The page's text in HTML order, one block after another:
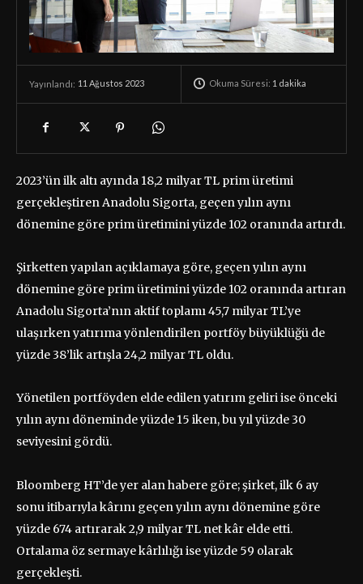
Yayınlandı: 11 Ağustos 2023 Okuma Süresi: 1 dakika
2023’ün ilk altı ayında 18,2 milyar TL prim üretimi
gerçekleştiren Anadolu Sigorta, geçen yılın aynı
dönemine göre prim üretimini yüzde 102 oranında artırdı.
Şirketten yapılan açıklamaya göre, geçen yılın aynı
dönemine göre prim üretimini yüzde 102 oranında artıran
Anadolu Sigorta’nın aktif toplamı 45,7 milyar TL’ye
ulaşırken yatırıma yönlendirilen portföy büyüklüğü de
yüzde 38’lik artışla 24,2 milyar TL oldu.
Yönetilen portföyden elde edilen yatırım geliri ise önceki
yılın aynı döneminde yüzde 15 iken, bu yıl yüzde 30
seviyesini gördü.
Bloomberg HT’de yer alan habere göre; şirket, ilk 6 ay
sonu itibarıyla kârını geçen yılın aynı dönemine göre
yüzde 674 artırarak 2,9 milyar TL net kâr elde etti.
Ortalama öz sermaye kârlılığı ise yüzde 59 olarak
gerçekleşti.